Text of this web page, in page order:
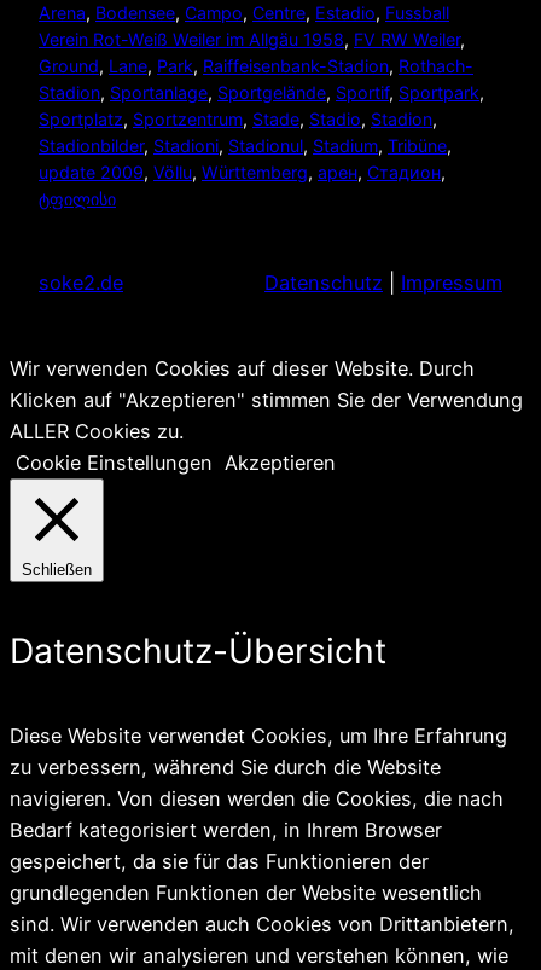
Arena, Bodensee, Campo, Centre, Estadio, Fussball
Verein Rot-Weiß Weiler im Allgäu 1958, FV RW Weiler
Ground, Lane, Park, Raiffeisenbank-Stadion, Rothach-
Stadion, Sportanlage, Sportgelände, Sportif, Sportpark
Sportplatz, Sportzentrum, Stade, Stadio, Stadion
Stadionbilder, Stadioni, Stadionul, Stadium, Tribüne
update 2009, Völlu, Württemberg, арен, Стадион
ტფილისი
soke2.de Datenschutz Impressum
Wir verwenden Cookies auf dieser Website. Durch
Klicken auf "Akzeptieren" stimmen Sie der Verwendung
ALLER Cookies zu.
Cookie Einstellungen Akzeptieren
Schließen
Datenschutz-Übersicht
Diese Website verwendet Cookies, um Ihre Erfahrung
zu verbessern, während Sie durch die Website
navigieren. Von diesen werden die Cookies, die nach
Bedarf kategorisiert werden, in Ihrem Browser
gespeichert, da sie für das Funktionieren der
grundlegenden Funktionen der Website wesentlich
sind. Wir verwenden auch Cookies von Drittanbietern,
mit denen wir analysieren und verstehen können, wie